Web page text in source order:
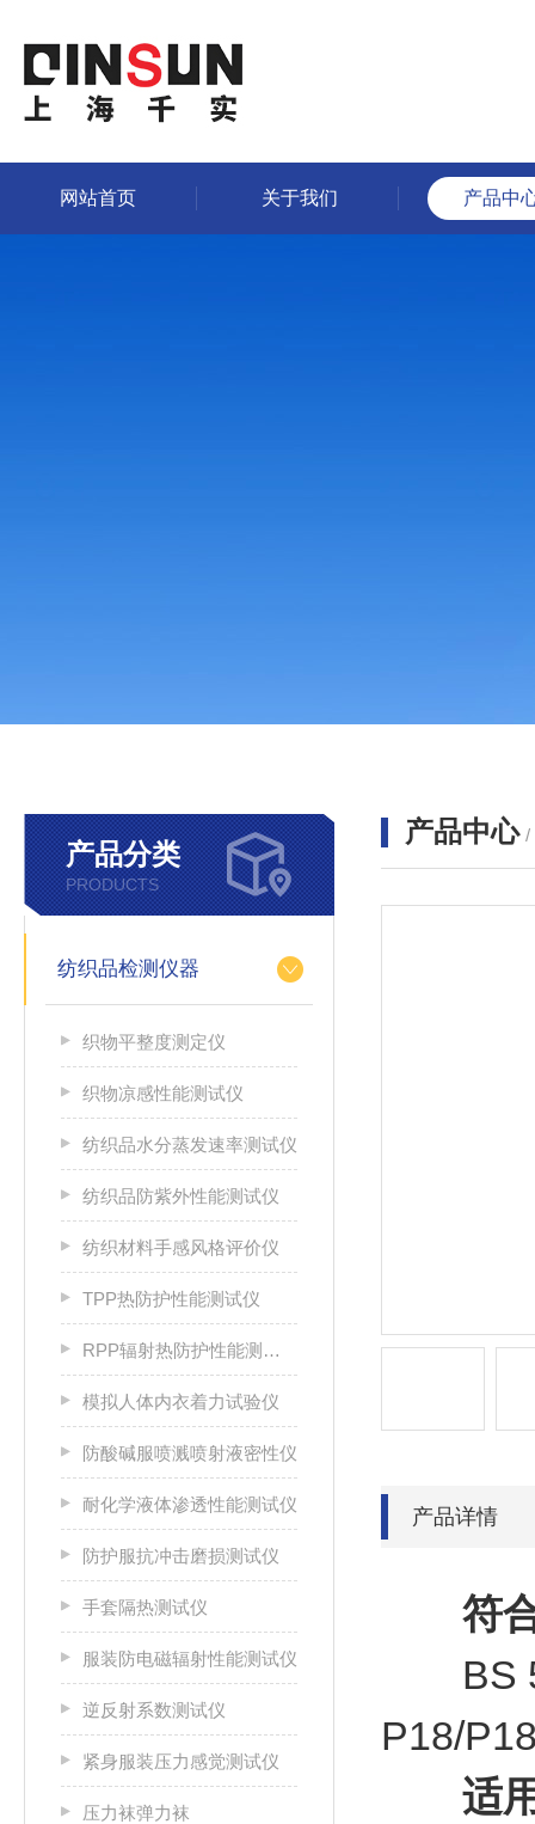
网站首页 关于我们 产品中
产品分类
PRODUCTS
纺织品检测仪器
织物平整度测定仪
织物凉感性能测试仪
纺织品水分蒸发速率测试仪
纺织品防紫外性能测试仪
纺织材料手感风格评价仪
TPP热防护性能测试仪
RPP辐射热防护性能测试仪
模拟人体内衣着力试验仪
防酸碱服喷溅喷射液密性仪
耐化学液体渗透性能测试仪
防护服抗冲击磨损测试仪
手套隔热测试仪
服装防电磁辐射性能测试仪
逆反射系数测试仪
紧身服装压力感觉测试仪
压力袜弹力袜
产品中心 /
产品详情
符合
BS
P18/
适用